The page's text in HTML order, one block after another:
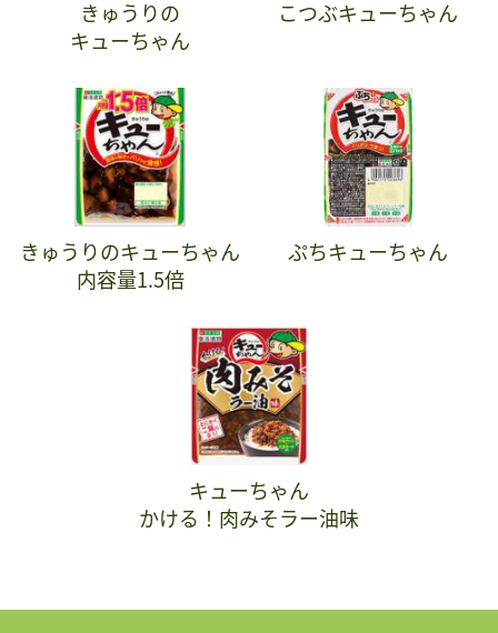
きゅうりの
キューちゃん
こつぶキューちゃん
きゅうりのキューちゃん
内容量1.5倍
ぷちキューちゃん
キューちゃん
かける！肉みそラー油味